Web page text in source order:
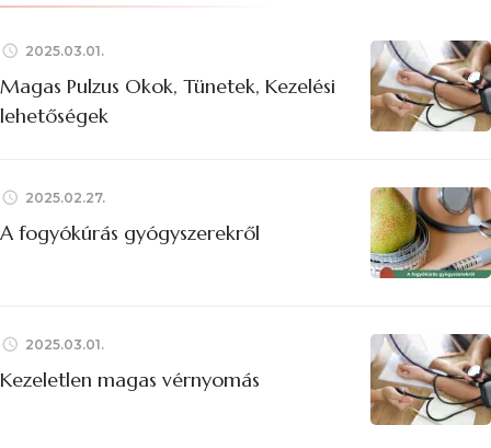
2025.03.01.
Magas Pulzus Okok, Tünetek, Kezelési
lehetőségek
2025.02.27.
A fogyókúrás gyógyszerekről
2025.03.01.
Kezeletlen magas vérnyomás